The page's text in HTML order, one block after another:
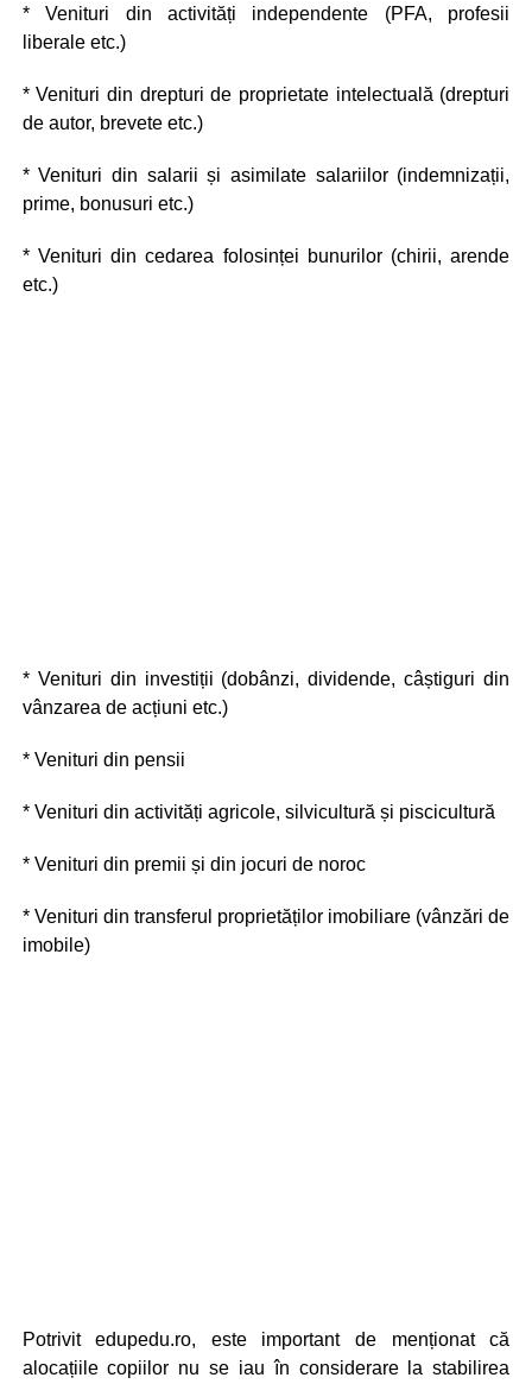
* Venituri din activități independente (PFA, profesii
liberale etc.)
* Venituri din drepturi de proprietate intelectuală (drepturi
de autor, brevete etc.)
* Venituri din salarii și asimilate salariilor (indemnizații,
prime, bonusuri etc.)
* Venituri din cedarea folosinței bunurilor (chirii, arende
etc.)
* Venituri din investiții (dobânzi, dividende, câștiguri din
vânzarea de acțiuni etc.)
* Venituri din pensii
* Venituri din activități agricole, silvicultură și piscicultură
* Venituri din premii și din jocuri de noroc
* Venituri din transferul proprietăților imobiliare (vânzări de
imobile)
Potrivit edupedu.ro, este important de menționat că
alocațiile copiilor nu se iau în considerare la stabilirea